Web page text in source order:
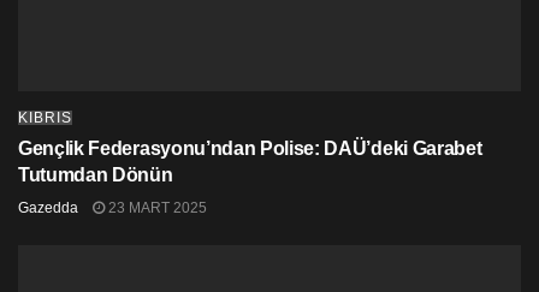
KIBRIS
Gençlik Federasyonu’ndan Polise: DAÜ’deki Garabet
Tutumdan Dönün
Gazedda 23 MART 2025